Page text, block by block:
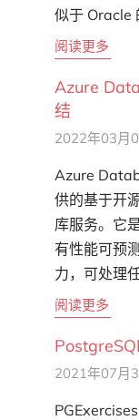
似于 Oracle
阅读更多
Azure
结
2022年03月
Azure
供的基于开
库服务。它
有性能可预
力，可处理
阅读更多
2021年07月